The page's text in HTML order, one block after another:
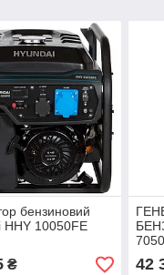
бензиновий
HHY 10050FE
₴ 42